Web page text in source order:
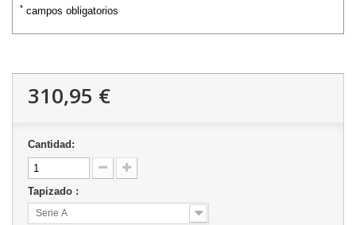
* campos obligatorios
310,95 €
Cantidad:
Tapizado :
Serie A